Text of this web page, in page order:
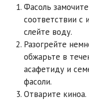
Фасоль
соответствии с
слейте воду.
Разогрейте
обжарьте в
асафетиду и
фасоли.
Отварите киноа.